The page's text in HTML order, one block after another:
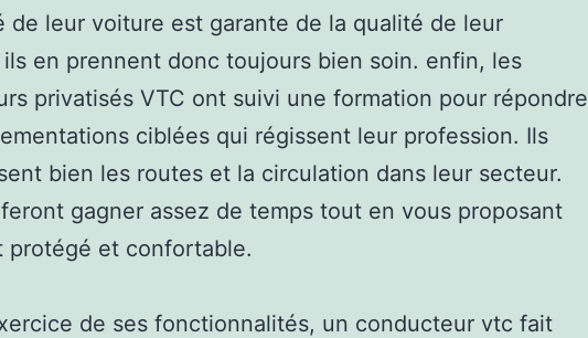
de leur voiture est garante de la qualité de leur
en prennent donc toujours bien soin. enfin, les
privatisés VTC ont suivi une formation pour répondre
ciblées qui régissent leur profession. Ils
bien les routes et la circulation dans leur secteur.
gagner assez de temps tout en vous proposant
protégé et confortable.
de ses fonctionnalités, un conducteur vtc fait